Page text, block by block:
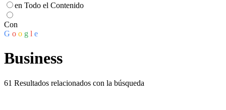
en Todo el Contenido
Con
G o o g l e
Business
61 Resultados relacionados con la búsqueda